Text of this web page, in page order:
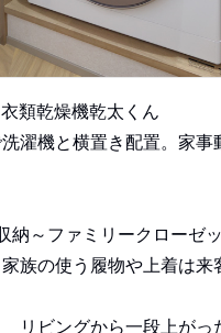
類乾燥機乾太くん
濯機と横置き配置。家事
納～ファミリークローゼ
族の使う履物や上着は来
リビングから一段上がっ